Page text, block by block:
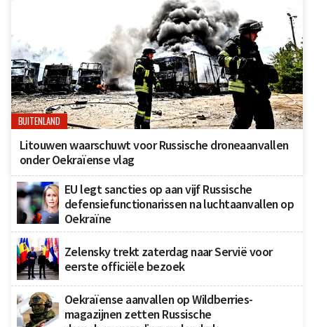
BUITENLAND
Litouwen waarschuwt voor Russische droneaanvallen
onder Oekraïense vlag
EU legt sancties op aan vijf Russische
defensiefunctionarissen na luchtaanvallen op
Oekraïne
Zelensky trekt zaterdag naar Servië voor
eerste officiële bezoek
Oekraïense aanvallen op Wildberries-
magazijnen zetten Russische